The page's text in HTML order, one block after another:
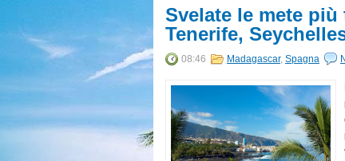
Svelate le mete
Tenerife,
08:46 Madagascar, Spagna